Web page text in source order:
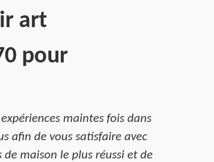
art
pour
maintes fois dans
afin de vous satisfaire avec
maison le plus réussi et de